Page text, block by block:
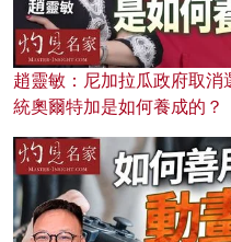
趙靈敏：尼加拉瓜政府取
統奧爾特加是如何養成的？